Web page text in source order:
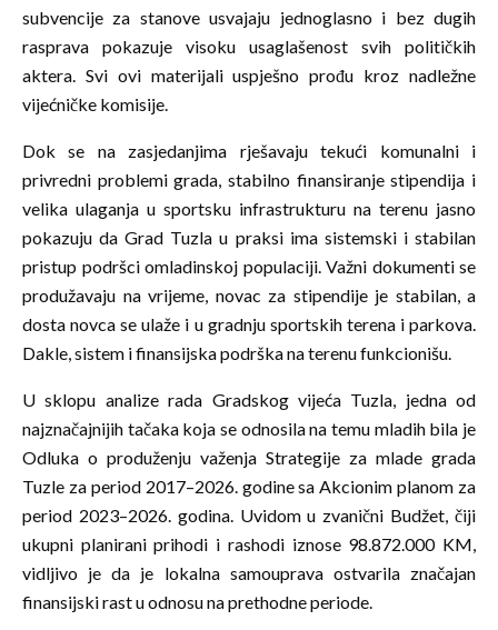
subvencije za stanove usvajaju jednoglasno i bez dugih
rasprava pokazuje visoku usaglašenost svih političkih
aktera. Svi ovi materijali uspješno prođu kroz nadležne
vijećničke komisije.
Dok se na zasjedanjima rješavaju tekući komunalni i
privredni problemi grada, stabilno finansiranje stipendija i
velika ulaganja u sportsku infrastrukturu na terenu jasno
pokazuju da Grad Tuzla u praksi ima sistemski i stabilan
pristup podršci omladinskoj populaciji. Važni dokumenti se
produžavaju na vrijeme, novac za stipendije je stabilan, a
dosta novca se ulaže i u gradnju sportskih terena i parkova.
Dakle, sistem i finansijska podrška na terenu funkcionišu.
U sklopu analize rada Gradskog vijeća Tuzla, jedna od
najznačajnijih tačaka koja se odnosila na temu mladih bila je
Odluka o produženju važenja Strategije za mlade grada
Tuzle za period 2017–2026. godine sa Akcionim planom za
period 2023–2026. godina. Uvidom u zvanični Budžet, čiji
ukupni planirani prihodi i rashodi iznose 98.872.000 KM,
vidljivo je da je lokalna samouprava ostvarila značajan
finansijski rast u odnosu na prethodne periode.